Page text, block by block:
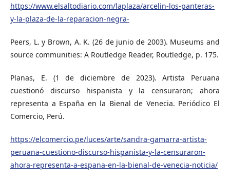
https://www.elsaltodiario.com/laplaza/arcelin-los-panteras-
y-la-plaza-de-la-reparacion-negra-
Peers, L. y Brown, A. K. (26 de junio de 2003). Museums and
source communities: A Routledge Reader, Routledge, p. 175.
Planas, E. (1 de diciembre de 2023). Artista Peruana
cuestionó discurso hispanista y la censuraron; ahora
representa a España en la Bienal de Venecia. Periódico El
Comercio, Perú.
https://elcomercio.pe/luces/arte/sandra-gamarra-artista-
peruana-cuestiono-discurso-hispanista-y-la-censuraron-
ahora-representa-a-espana-en-la-bienal-de-venecia-noticia/